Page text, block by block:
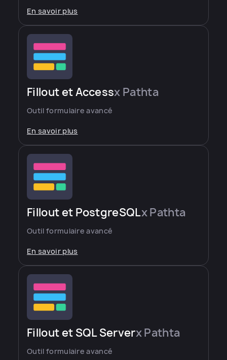
En savoir plus
Fillout et Accessx Pathta
Outil formulaire avancé
En savoir plus
Fillout et PostgreSQLx Pathta
Outil formulaire avancé
En savoir plus
Fillout et SQL Serverx Pathta
Outil formulaire avancé